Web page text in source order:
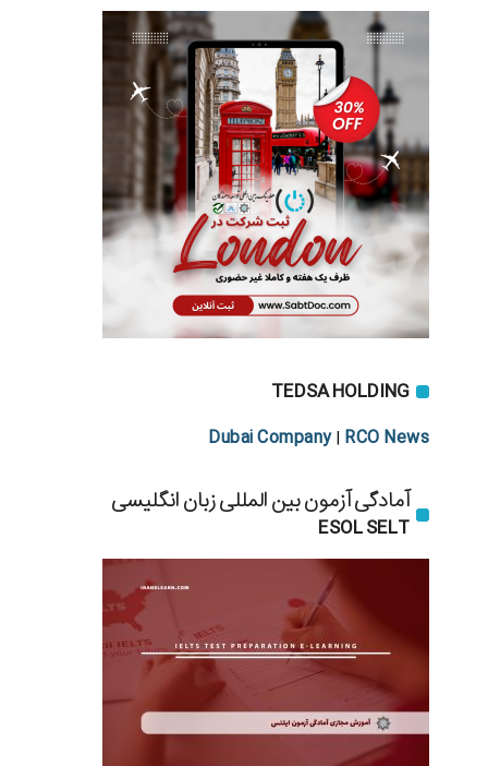
TEDSA HOLDING
Dubai Company| RCO News
آمادگی آزمون بین المللی زبان انگلیسی
ESOL SELT